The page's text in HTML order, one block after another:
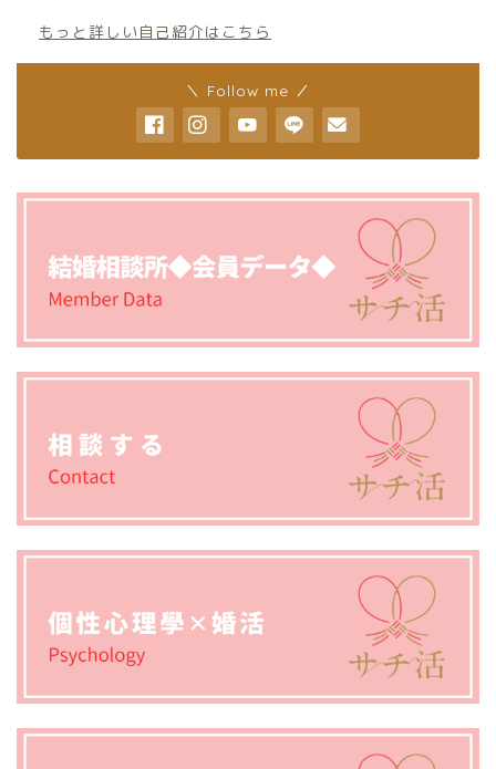
もっと詳しい自己紹介はこちら
＼ Follow me ／